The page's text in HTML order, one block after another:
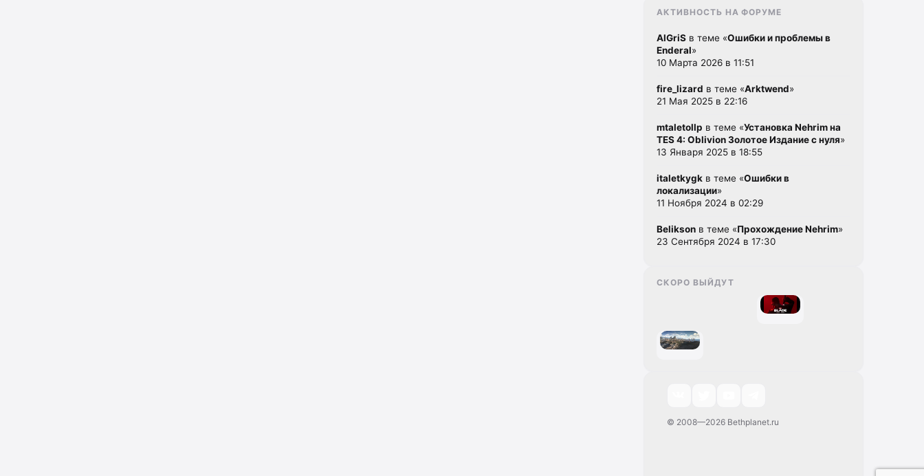
АКТИВНОСТЬ НА ФОРУМЕ
AlGriS в теме «Ошибки и проблемы в
Enderal»
10 Марта 2026 в 11:51
fire_lizard в теме «Arktwend»
21 Мая 2025 в 22:16
mtaletollp в теме «Установка Nehrim на
TES 4: Oblivion Золотое Издание с нуля»
13 Января 2025 в 18:55
italetkygk в теме «Ошибки в
локализации»
11 Ноября 2024 в 02:29
Belikson в теме «Прохождение Nehrim»
23 Сентября 2024 в 17:30
СКОРО ВЫЙДУТ
© 2008—2026 Bethplanet.ru